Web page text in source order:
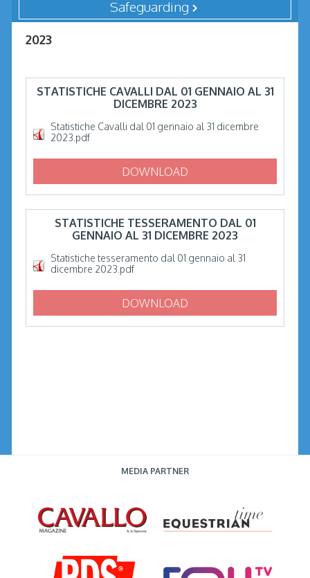
Safeguarding
2023
STATISTICHE CAVALLI DAL 01 GENNAIO AL 31
DICEMBRE 2023
Statistiche Cavalli dal 01 gennaio al 31 dicembre
2023.pdf
DOWNLOAD
STATISTICHE TESSERAMENTO DAL 01
GENNAIO AL 31 DICEMBRE 2023
Statistiche tesseramento dal 01 gennaio al 31
dicembre 2023.pdf
DOWNLOAD
MEDIA PARTNER